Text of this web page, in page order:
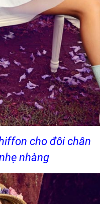
cho đôi chân
nhàng